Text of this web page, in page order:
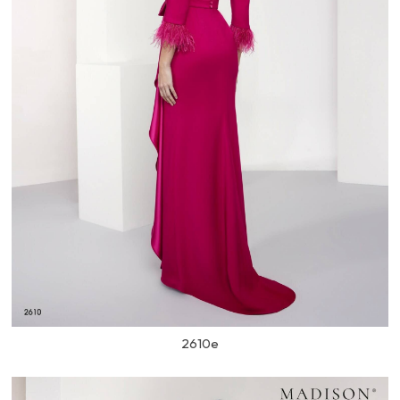
2610e